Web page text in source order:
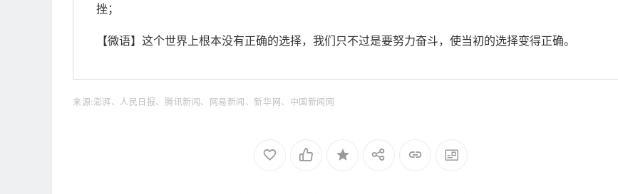
挫；
【微语】这个世界上根本没有正确的选择，我们只不过是要努力奋斗，使当初的选择变得正确。
来源:澎湃、人民日报、腾讯新闻、网易新闻、新华网、中国新闻网